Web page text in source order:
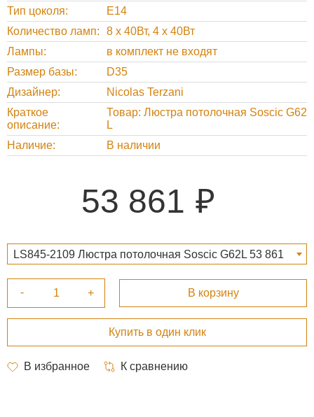
Тип цоколя
E14
Количество ламп
8 х 40Вт, 4 х 40Вт
Лампы
в комплект не входят
Размер базы
D35
Дизайнер
Nicolas Terzani
Краткое
описание
Товар: Люстра потолочная Soscic G62
L
Наличие
В наличии
53 861
LS845-2109 Люстра потолочная Soscic G62L 53 861